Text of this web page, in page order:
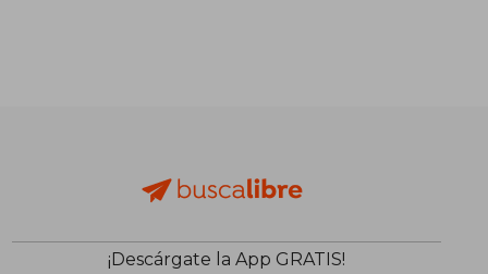
¡Descárgate la App GRATIS!